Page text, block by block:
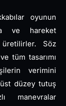
oyunun
ve hareket
Söz
tüm tasarımı
verimini
düzey tutuş
manevralar